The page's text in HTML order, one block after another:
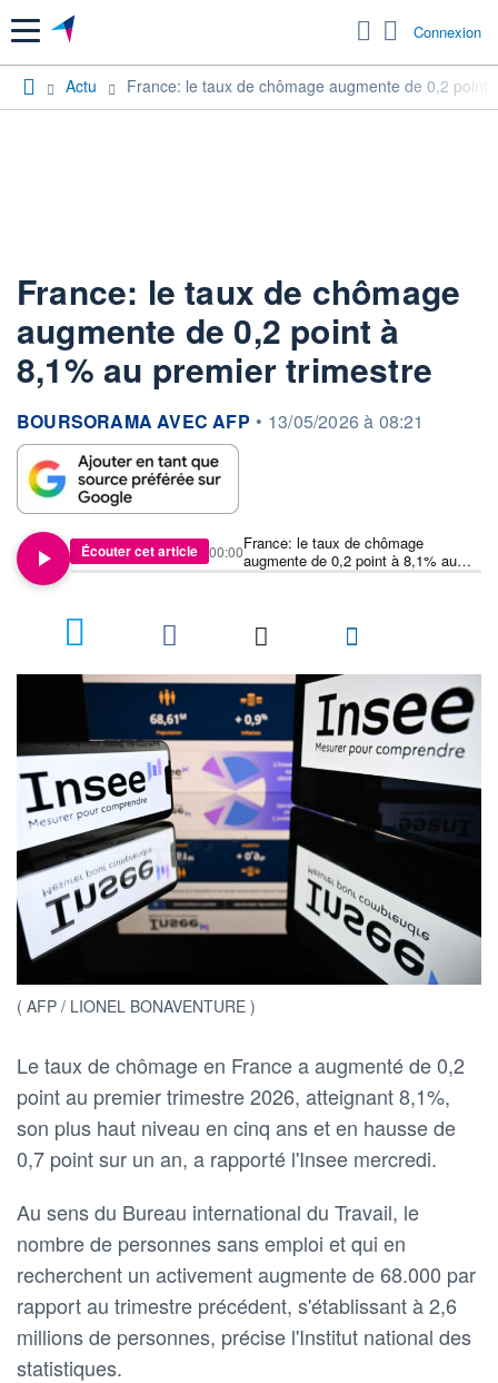
Menu Connexion
Actu France: le taux de chômage augmente de 0,2 point
France: le taux de chômage
augmente de 0,2 point à
8,1% au premier trimestre
information fournie par
BOURSORAMA AVEC AFP • 13/05/2026 à 08:21
Écouter cet article
France: le taux de chômage
augmente de 0,2 point à 8,1% au
premier trimestre
00:00
( AFP / LIONEL BONAVENTURE )
Le taux de chômage en France a augmenté de 0,2
point au premier trimestre 2026, atteignant 8,1%,
son plus haut niveau en cinq ans et en hausse de
0,7 point sur un an, a rapporté l'Insee mercredi.
Au sens du Bureau international du Travail, le
nombre de personnes sans emploi et qui en
recherchent un activement augmente de 68.000 par
rapport au trimestre précédent, s'établissant à 2,6
millions de personnes, précise l'Institut national des
statistiques.